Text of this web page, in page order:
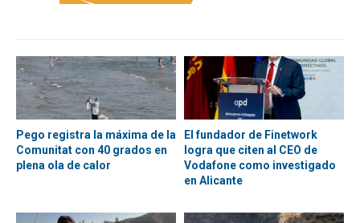
Pego registra la máxima de la
Comunitat con 40 grados en
plena ola de calor
El fundador de Finetwork
logra que citen al CEO de
Vodafone como investigado
en Alicante